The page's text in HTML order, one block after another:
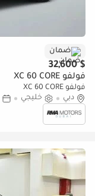
ضمان
$ 32,600
فولفو XC 60 CORE
فولفو XC 60 CORE
دبي
خليجي